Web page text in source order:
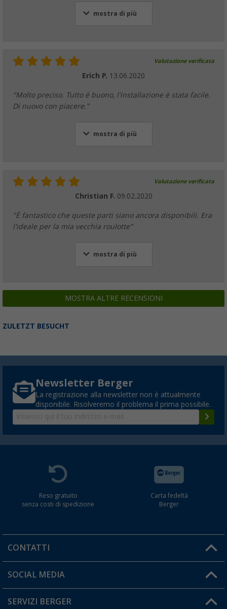
mostra di più
Valutazione verificata
Erich P. 13.06.2020
"Molto preciso. Tutto è buono, l'installazione è stata facile.
Di nuovo con piacere."
mostra di più
Valutazione verificata
Christian F. 09.02.2020
"È fantastico che queste parti siano ancora disponibili. Era
l'ideale per la mia vecchia roulotte"
mostra di più
MOSTRA ALTRE RECENSIONI
ZULETZT BESUCHT
Newsletter Berger
La registrazione alla newsletter non è attualmente
disponibile. Risolveremo il problema il prima possibile.
Reso gratuito
senza costi di spedizione
Carta fedeltà
Berger
CONTATTI
Orari di apertura del servizio:
Hai una domanda?
SOCIAL MEDIA
SERVIZI BERGER